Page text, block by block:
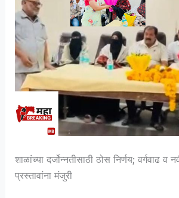
शाळांच्या दर्जोन्नतीसाठी ठोस निर्णय; वर्गवाढ व
प्रस्तावांना मंजुरी